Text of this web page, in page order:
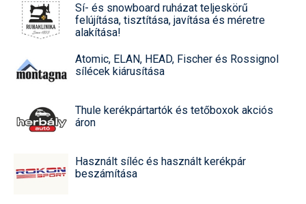
Sí- és snowboard ruházat teljeskörű
felújítása, tisztítása, javítása és méretre
alakítása!
Atomic, ELAN, HEAD, Fischer és Rossignol
sílécek kiárusítása
Thule kerékpártartók és tetőboxok akciós
áron
Használt síléc és használt kerékpár
beszámítása